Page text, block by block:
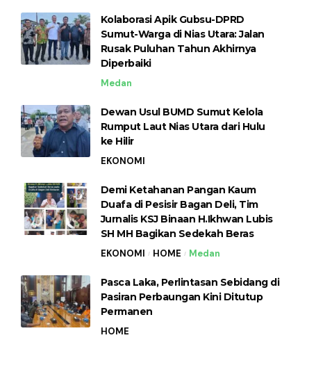
Kolaborasi Apik Gubsu-DPRD
Sumut-Warga di Nias Utara: Jalan
Rusak Puluhan Tahun Akhirnya
Diperbaiki
Medan
Dewan Usul BUMD Sumut Kelola
Rumput Laut Nias Utara dari Hulu
ke Hilir
EKONOMI
Demi Ketahanan Pangan Kaum
Duafa di Pesisir Bagan Deli, Tim
Jurnalis KSJ Binaan H.Ikhwan Lubis
SH MH Bagikan Sedekah Beras
EKONOMI HOME Medan
Pasca Laka, Perlintasan Sebidang di
Pasiran Perbaungan Kini Ditutup
Permanen
HOME